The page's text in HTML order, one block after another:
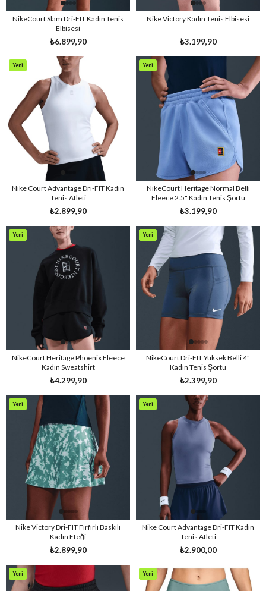
NikeCourt Slam Dri-FIT Kadın Tenis
Elbisesi
₺6.899,90
Nike Victory Kadın Tenis Elbisesi
₺3.199,90
Nike Court Advantage Dri-FIT Kadın
Tenis Atleti
₺2.899,90
Yeni
NikeCourt Heritage Normal Belli
Fleece 2.5" Kadın Tenis Şortu
₺3.199,90
Yeni
NikeCourt Heritage Phoenix Fleece
Kadın Sweatshirt
₺4.299,90
Yeni
NikeCourt Dri-FIT Yüksek Belli 4"
Kadın Tenis Şortu
₺2.399,90
Yeni
Nike Victory Dri-FIT Fırfırlı Baskılı
Kadın Eteği
₺2.899,90
Yeni
Nike Court Advantage Dri-FIT Kadın
Tenis Atleti
₺2.900,00
Yeni
Yeni
Ürün
Yeni
Ürün